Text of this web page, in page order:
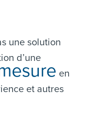
une solution
d’une
en
et autres